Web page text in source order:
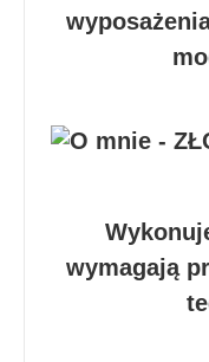
wymagają